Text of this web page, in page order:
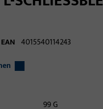
EAN 4015540114243
99 G